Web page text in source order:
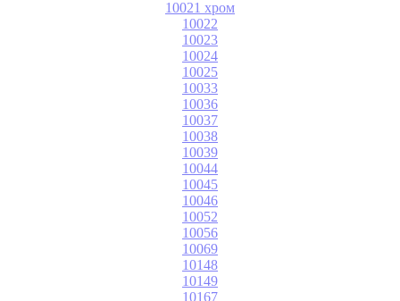
10021 хром
10022
10023
10024
10025
10033
10036
10037
10038
10039
10044
10045
10046
10052
10056
10069
10148
10149
10167